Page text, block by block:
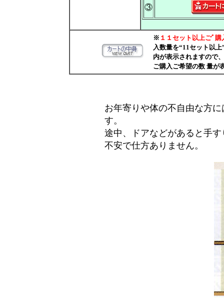
③
※ １１セット以上ごﾞ
入数量を“11セット以
内が表示されますので
ご購入ご希望の数 量が
お年寄りや体の不自由な方
す。
途中、ドアなどがあると手
不安で仕方ありません。